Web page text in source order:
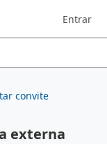
Sign in to
Entrar
convite
externa